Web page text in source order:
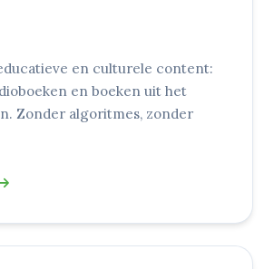
en culturele content:
en boeken uit het
Zonder algoritmes, zonder